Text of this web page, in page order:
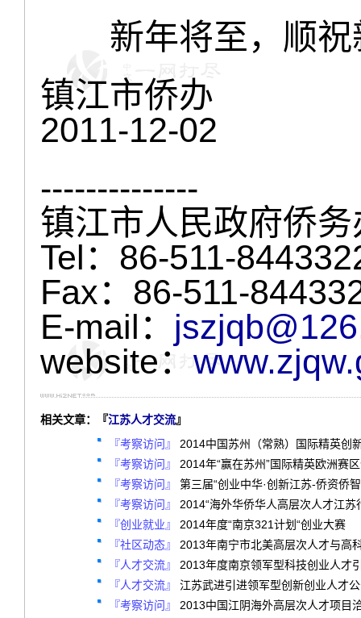
新年将至，顺祝
镇江市侨办
2011-12-02
--------------
镇江市人民政府侨
Tel：86-511-
Fax：86-511-
E-mail：
website：
相关文章：『江苏人才交流』
『考察访问』
2014中国苏州（常熟）国际精英创
『考察访问』
2014年“赢在苏州”国际精英欧洲赛
『考察访问』
『考察访问』
2014“海外华侨华人高层次人才江
『创业就业』
2014年度“南京321计划“创业大赛
『社区动态』
2013年南宁市北美高层次人才与高
『人才交流』
2013年度南京领军型科技创业人才
『人才交流』
江苏武进引进领军型创新创业人才
『考察访问』
2013中国江阴海外高层次人才项目